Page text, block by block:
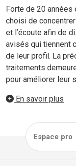
Forte de 20 années
choisi de
et l’écoute afin de
avisés qui tiennent
de leur profil. La
traitements
pour améliorer leur
En savoir plus
Espace pro